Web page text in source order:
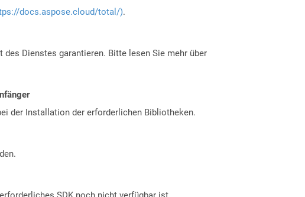
docs.aspose.cloud/total/).
Dienstes garantieren. Bitte lesen Sie mehr über
der Installation der erforderlichen Bibliotheken.